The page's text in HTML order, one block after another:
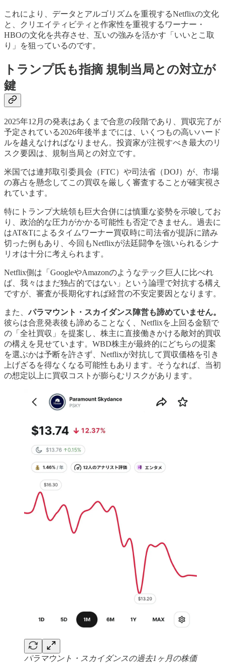
これにより、データとアルゴリズムを重視するNetflixの文化
と、クリエイティビティと作家性を重視するワーナー・
HBOの文化を共存させ、互いの強みを活かす「いいとこ取
り」を狙っているのです。
トランプ氏も指摘 規制当局との対立が
鍵
2025年12月の発表はあくまで合意の段階であり、買収完了が
予定されている2026年後半までには、いくつもの高いハード
ルを越えなければなりません。投資家が注視すべき最大のリ
スク要因は、規制当局との対立です。
米国では連邦取引委員会（FTC）や司法省（DOJ）が、市場
の寡占を懸念してこの買収を厳しく審査することが確実視さ
れています。
特にトランプ大統領も巨大合併には慎重な姿勢を示唆してお
り、政治的な圧力がかかる可能性も否定できません。過去に
はAT&Tによるタイムワーナー買収時に司法省が提訴に踏み
切った例もあり、今回もNetflixが法廷闘争を強いられるシナ
リオは十分に考えられます。
Netflix側は「GoogleやAmazonのようなテック巨人に比べれ
ば、我々はまだ独占的ではない」という論理で対抗する構え
ですが、審査が長期化すれば経営の不安定要因となります。
また、パラマウント・スカイダンス陣営も諦めていません。
彼らは合意発表後も諦めることなく、Netflixを上回る金額で
の「全社買収」を提案し、株主に直接働きかける敵対的買収
の構えを見せています。WBD株主が最終的にどちらの提案
を選ぶかは予断を許さず、Netflixが対抗して買収価格を引き
上げざるを得なくなる可能性もあります。そうなれば、当初
の想定以上に買収コストが膨らむリスクがあります。
パラマウント・スカイダンスの過去1ヶ月の株価